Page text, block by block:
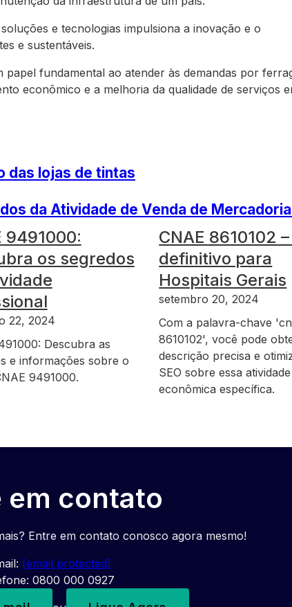
e tecnologias impulsiona a inovação e o
e sustentáveis.
fundamental ao atender às demandas por
econômico e a melhoria da qualidade de serviços
das lojas de tintas
da Atividade de Venda de
9491000:
os segredos
22, 2024
Descubra as
e informações sobre o
9491000.
CNAE 8610102
definitivo para
Hospitais Gerais
setembro 20, 2024
Com a palavra-chave
8610102', você pode
descrição precisa e
SEO sobre essa atividade
econômica específica.
em contato
Entre em contato conosco agora mesmo!
[email protected]
0800 000 0927